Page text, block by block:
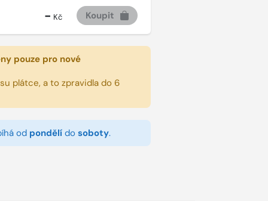
- Kč Koupit
pouze pro nové
plátce, a to zpravidla do 6
od pondělído soboty.